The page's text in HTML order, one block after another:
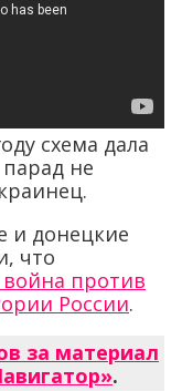
схема дала
не
и донецкие
что
против
России.
за материал
.